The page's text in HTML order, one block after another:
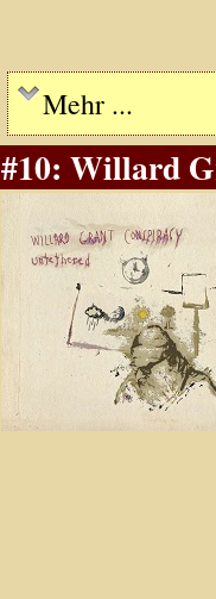
Mehr ...
#10: Willard